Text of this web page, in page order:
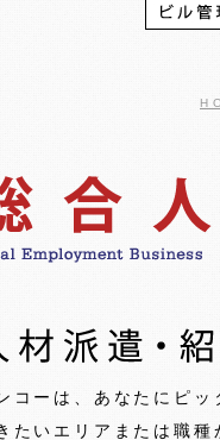
コーは、あなたにピッ
たいエリアまたは職種